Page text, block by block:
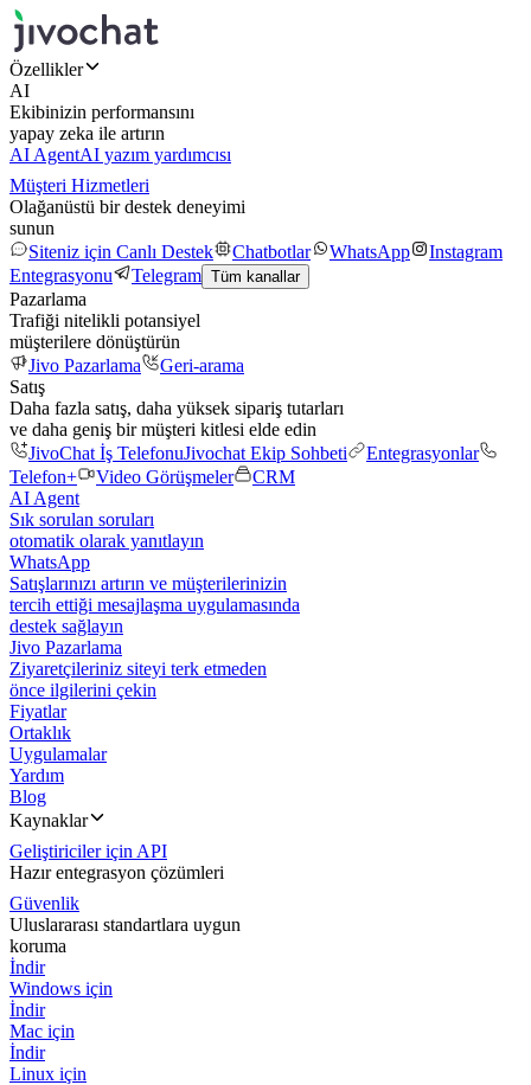
Özellikler
AI
Ekibinizin performansını
yapay zeka ile artırın
AI AgentAI yazım yardımcısı
Müşteri Hizmetleri
Olağanüstü bir destek deneyimi
sunun
Siteniz için Canlı Destek
Chatbotlar WhatsApp
Instagram
Entegrasyonu
Telegram Tüm kanallar
Pazarlama
Trafiği nitelikli potansiyel
müşterilere dönüştürün
Jivo Pazarlama
Geri-arama
Satış
Daha fazla satış, daha yüksek sipariş tutarları
ve daha geniş bir müşteri kitlesi elde edin
JivoChat İş TelefonuJivochat Ekip Sohbeti
Entegrasyonlar
Telefon+
Video Görüşmeler
CRM
AI Agent
Sık sorulan soruları
otomatik olarak yanıtlayın
WhatsApp
Satışlarınızı artırın ve müşterilerinizin
tercih ettiği mesajlaşma uygulamasında
destek sağlayın
Jivo Pazarlama
Ziyaretçileriniz siteyi terk etmeden
önce ilgilerini çekin
Fiyatlar
Ortaklık
Uygulamalar
Yardım
Blog
Kaynaklar
Geliştiriciler için API
Hazır entegrasyon çözümleri
Güvenlik
Uluslararası standartlara uygun
koruma
İndir
Windows için
İndir
Mac için
İndir
Linux için